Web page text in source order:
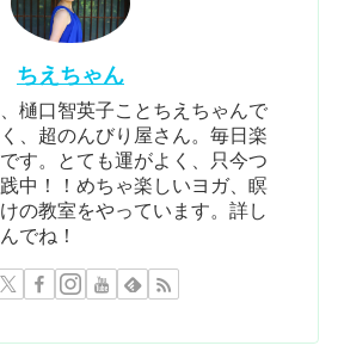
ちえちゃん
樋口智英子ことちえちゃんで
、超のんびり屋さん。毎日楽
す。とても運がよく、只今つ
中！！めちゃ楽しいヨガ、瞑
の教室をやっています。詳し
でね！